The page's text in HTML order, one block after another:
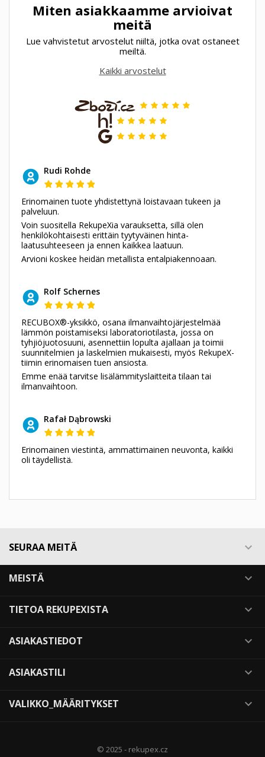
Miten asiakkaamme arvioivat
meitä
Lue vahvistetut arvostelut niiltä, jotka ovat ostaneet
meiltä.
Kaikki arvostelut
Rudi Rohde
Erinomainen tuote yhdistettynä loistavaan tukeen ja
palveluun.
Voin suositella RekupeXia varauksetta, sillä olen
henkilökohtaisesti erittäin tyytyväinen hinta-
laatusuhteeseen ja ennen kaikkea laatuun.
Arvioni koskee heidän metallista entalpiakennoaan.
Rolf Schernes
RECUBOX®-yksikkö, osana ilmanvaihtojärjestelmää
lämmön poistamiseksi laboratoriotilasta, jossa on
tyhjiöjuotosuuni, asennettiin lopulta ajallaan ja toimii
suunnitelmien ja laskelmien mukaisesti, myös RekupeX-
tiimin erinomaisen tuen ansiosta.
Emme enää tarvitse lisälämmityslaitteita tilaan tai
ilmanvaihtoon.
Rafał Dąbrowski
Erinomainen viestintä, ammattimainen neuvonta, kaikki
oli täydellistä.
SEURAA MEITÄ 
MEISTÄ 
TIETOA REKUPEXISTA 
ASIAKASTIEDOT 
ASIAKASTILI 
VALIKKO_MÄÄRITYKSET 
© 2025 - rekupex.cz